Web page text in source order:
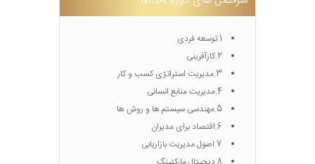
1.توسعه فردی
2.کارآفرینی
3.مدیریت استراتژی کسب و کار
4.مدیریت منابع انسانی
5.مهندسی سیستم ها و روش ها
6.اقتصاد برای مدیران
7.اصول مدیریت بازاریابی